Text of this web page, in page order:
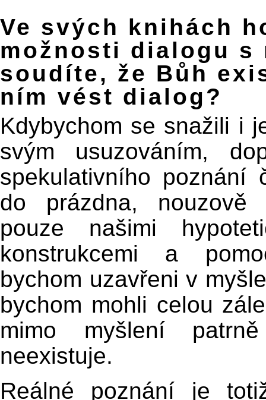
Ve svých knihách
možnosti dialogu s
soudíte, že Bůh
ním vést dialog?
Kdybychom se snažili i
svým usuzováním,
spekulativního poznání
do prázdna, nouzově
pouze našimi
konstrukcemi a
bychom uzavřeni v
bychom mohli celou
mimo myšlení
neexistuje.
Reálné poznání je